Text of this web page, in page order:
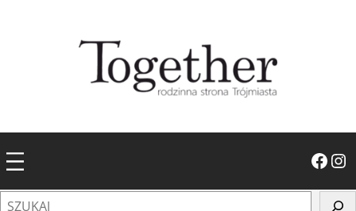
Facebook Instagram